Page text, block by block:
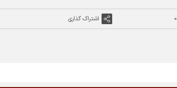
0 اشتراک گذاری